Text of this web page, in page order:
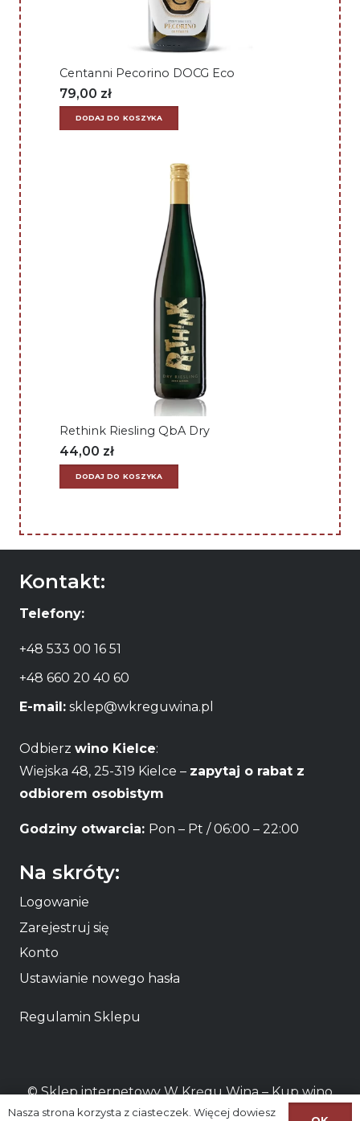
Centanni Pecorino DOCG Eco
79,00 zł
DODAJ DO KOSZYKA
Rethink Riesling QbA Dry
44,00 zł
DODAJ DO KOSZYKA
Kontakt:
Telefony:
+48 533 00 16 51
+48 660 20 40 60
E-mail: sklep@wkreguwina.pl
Odbierz wino Kielce:
Wiejska 48, 25-319 Kielce – zapytaj o rabat z
odbiorem osobistym
Godziny otwarcia: Pon – Pt / 06:00 – 22:00
Na skróty:
Logowanie
Zarejestruj się
Konto
Ustawianie nowego hasła
Regulamin Sklepu
© Sklep internetowy W Kręgu Wina – Kupwino
onlinelub odbierz osobiściewino Kielce
Nasza strona korzysta z ciasteczek. Więcej dowiesz